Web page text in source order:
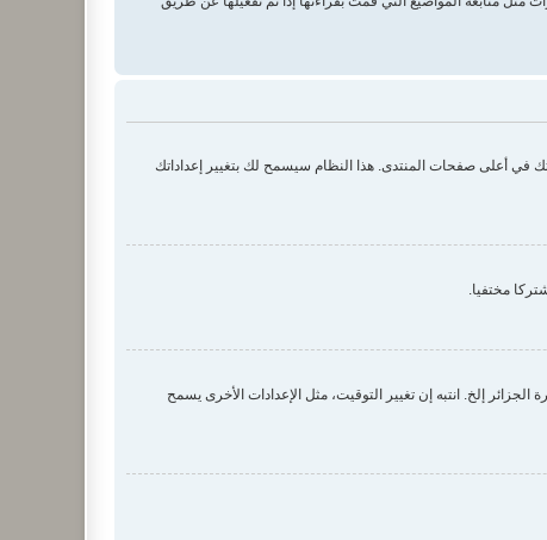
في أعلى صفحات المنتدى. هذا النظام سيسمح لك بتغيير إعداداتك
مختفيا.
إلخ. انتبه إن تغيير التوقيت، مثل الإعدادات الأخرى يسمح